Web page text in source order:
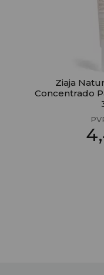
Ziaja
Concentrado